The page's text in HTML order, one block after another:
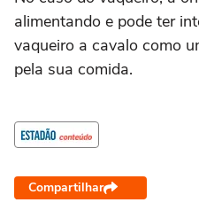
alimentando e pode ter
vaqueiro a cavalo como
pela sua comida.
Compartilhar